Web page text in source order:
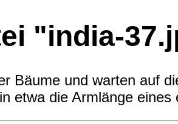
"india-
Bäume und warten auf
etwa die Armlänge eines